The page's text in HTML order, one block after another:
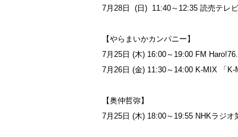
7月28日 (日) 11:40～12:35 読売テレ
【やらまいかカンパニー】
7月25日 (木) 16:00～19:00 FM
7月26日 (金) 11:30～14:00 K-MIX 「K-
【奥仲哲弥】
7月25日 (木) 18:00～19:55 NHKラジ